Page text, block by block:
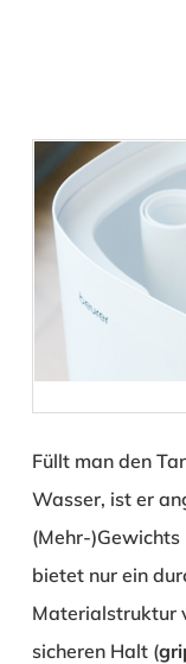
Füllt man den
Wasser, ist er
(Mehr-)Gewichts
bietet nur ein
Materialstruktur
sicheren Halt (